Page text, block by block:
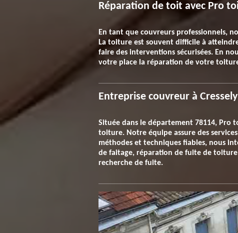
Réparation de toit avec Pro
En tant que couvreurs professionnels,
La toiture est souvent difficile à
faire des interventions sécurisées. En
votre place la réparation de votre
Entreprise couvreur à Cressely
Située dans le département 78114, Pro
toiture. Notre équipe assure des
méthodes et techniques fiables, nous
de faitage, réparation de fuite de
recherche de fuite.